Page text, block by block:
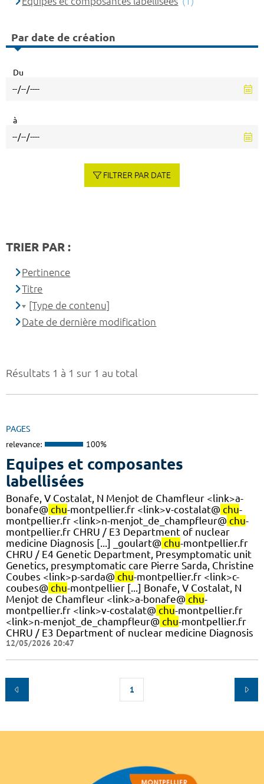
Résultats 1 à 1 sur 1 au total
PAGES
relevance: 100%
Equipes et composantes
labellisées
Bonafe, V Costalat, N Menjot de Chamfleur <link>a-
bonafe@ chu-montpellier.fr <link>v-costalat@ chu-
montpellier.fr <link>n-menjot_de_champfleur@ chu-
montpellier.fr CHRU / E3 Department of nuclear
medicine Diagnosis [...] _goulart@ chu-montpellier.fr
CHRU / E4 Genetic Department, Presymptomatic unit
Genetics, presymptomatic care Pierre Sarda, Christine
Coubes <link>p-sarda@ chu-montpellier.fr <link>c-
coubes@ chu-montpellier [...] Bonafe, V Costalat, N
Menjot de Chamfleur <link>a-bonafe@ chu-
montpellier.fr <link>v-costalat@ chu-montpellier.fr
<link>n-menjot_de_champfleur@ chu-montpellier.fr
CHRU / E3 Department of nuclear medicine Diagnosis
12/05/2026 20:47
1
Par date de création
Du
à
FILTRER PAR DATE
TRIER PAR :
Pertinence
Titre
[Type de contenu]
Date de dernière modification